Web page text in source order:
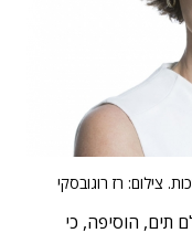
צילום: רז רוגובסקי
תים, הוסיפה, כי